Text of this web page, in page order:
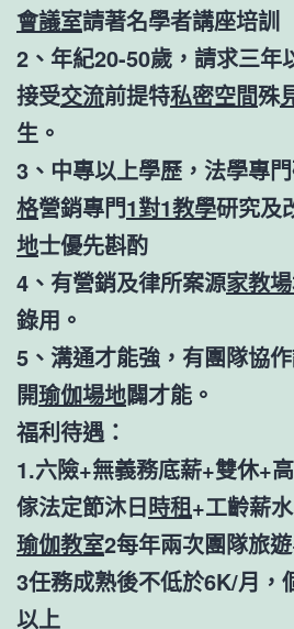
會議室請著名學者講座培訓
2、年紀20-50歲，請求三年
接受交流前提特私密空間殊
生。
3、中專以上學歷，法學專
格營銷專門1對1教學研究及
地士優先斟酌
4、有營銷及律所案源家教
錄用。
5、溝通才能強，有團隊協
開瑜伽場地闢才能。
福利待遇：
1.六險+無義務底薪+雙休+
傢法定節沐日時租+工齡薪水
瑜伽教室2每年兩次團隊旅
3任務成熟後不低於6K/月，
以上